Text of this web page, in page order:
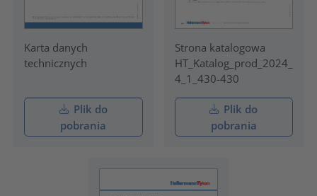
Karta danych
technicznych
Plik do
pobrania
Strona katalogowa
HT_Katalog_prod_2024_
4_1_430-430
Plik do
pobrania